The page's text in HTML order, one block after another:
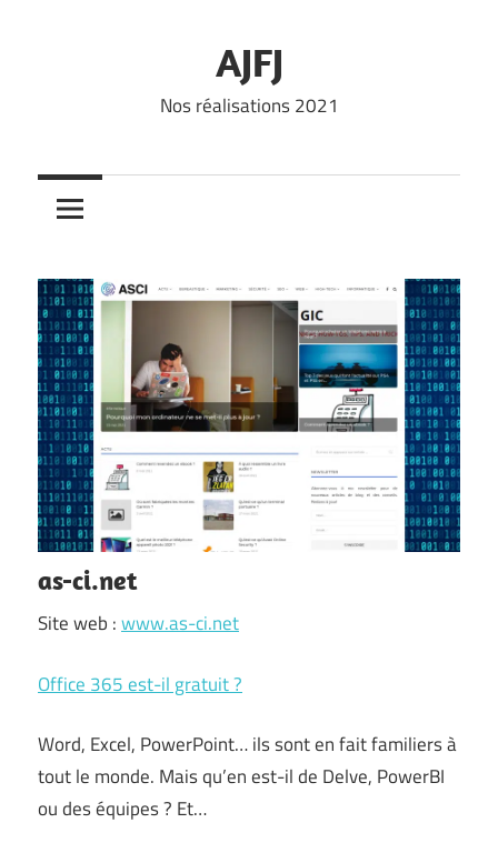
AJFJ
Nos réalisations 2021
as-ci.net
Site web :www.as-ci.net
Office 365 est-il gratuit ?
Word, Excel, PowerPoint… ils sont en fait familiers à
tout le monde. Mais qu’en est-il de Delve, PowerBI
ou des équipes ? Et…